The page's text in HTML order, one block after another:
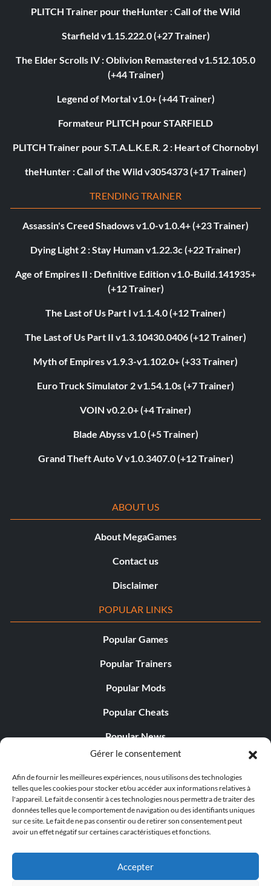
Gérer le consentement
Afin de fournir les meilleures expériences, nous utilisons des technologies
telles que les cookies pour stocker et/ou accéder aux informations relatives à
l'appareil. Le fait de consentir à ces technologies nous permettra de traiter des
données telles que le comportement de navigation ou des identifiants uniques
sur ce site. Le fait de ne pas consentir ou de retirer son consentement peut
avoir un effet négatif sur certaines caractéristiques et fonctions.
Accepter
PLITCH Trainer pour theHunter : Call of the Wild
Starfield v1.15.222.0 (+27 Trainer)
The Elder Scrolls IV : Oblivion Remastered v1.512.105.0
(+44 Trainer)
Legend of Mortal v1.0+ (+44 Trainer)
Formateur PLITCH pour STARFIELD
PLITCH Trainer pour S.T.A.L.K.E.R. 2 : Heart of Chornobyl
theHunter : Call of the Wild v3054373 (+17 Trainer)
TRENDING TRAINER
Assassin's Creed Shadows v1.0-v1.0.4+ (+23 Trainer)
Dying Light 2 : Stay Human v1.22.3c (+22 Trainer)
Age of Empires II : Definitive Edition v1.0-Build.141935+
(+12 Trainer)
The Last of Us Part I v1.1.4.0 (+12 Trainer)
The Last of Us Part II v1.3.10430.0406 (+12 Trainer)
Myth of Empires v1.9.3-v1.102.0+ (+33 Trainer)
Euro Truck Simulator 2 v1.54.1.0s (+7 Trainer)
VOIN v0.2.0+ (+4 Trainer)
Blade Abyss v1.0 (+5 Trainer)
Grand Theft Auto V v1.0.3407.0 (+12 Trainer)
ABOUT US
About MegaGames
Contact us
Disclaimer
POPULAR LINKS
Popular Games
Popular Trainers
Popular Mods
Popular Cheats
Popular News
Popular Editorials
Popular Free Games
LATEST UPDATES